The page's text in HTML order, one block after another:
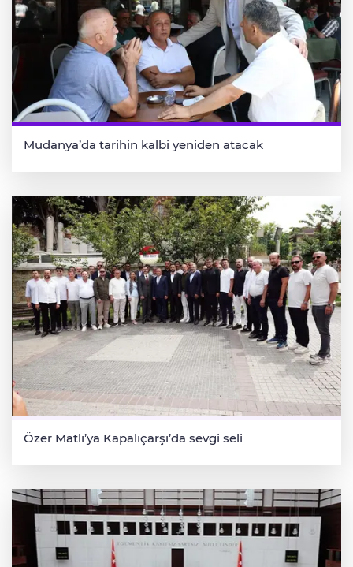
Mudanya’da tarihin kalbi yeniden atacak
Özer Matlı’ya Kapalıçarşı’da sevgi seli